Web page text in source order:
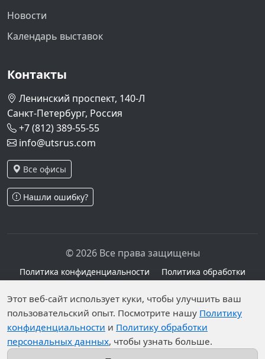
Новости
Календарь выставок
Контакты
Ленинский проспект, 140-Л
Санкт-Петербург, Россия
+7 (812) 389-55-55
info@utsrus.com
Все офисы
Нашли ошибку?
© 2026 Все права защищены
Политика конфиденциальности
Политика обработки
персональных данных
Персональные данные опубликованы на сайте при
наличии правовых оснований в соответствии с ч.1
ст.6 и ст.10.1 152-ФЗ. Субъектами установлены
запреты на обработку неограниченных кругом лиц
Этот веб-сайт использует куки, чтобы улучшить ваш
пользовательский опыт. Посмотрите нашу Политику
конфиденциальности и Политику обработки
персональных данных, чтобы узнать больше.